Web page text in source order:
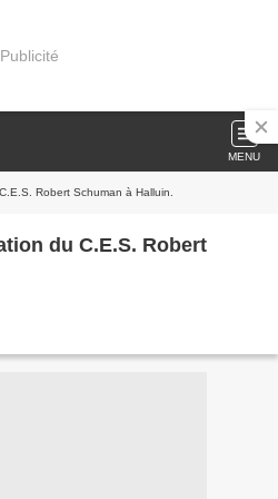
Publicité
MENU
Robert Schuman à Halluin.
du C.E.S. Robert